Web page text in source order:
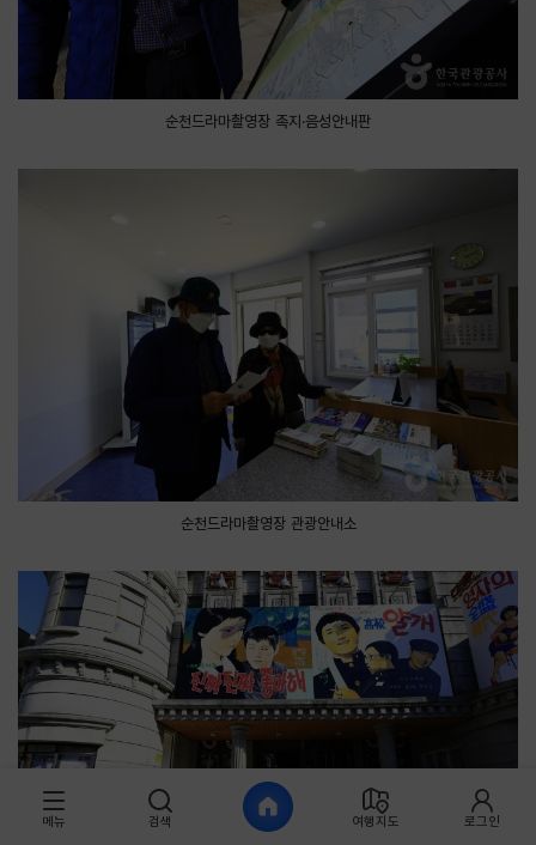
순천드라마촬영장 촉지·음성안내판
순천드라마촬영장 관광안내소
메뉴 검색 여행지도 로그인